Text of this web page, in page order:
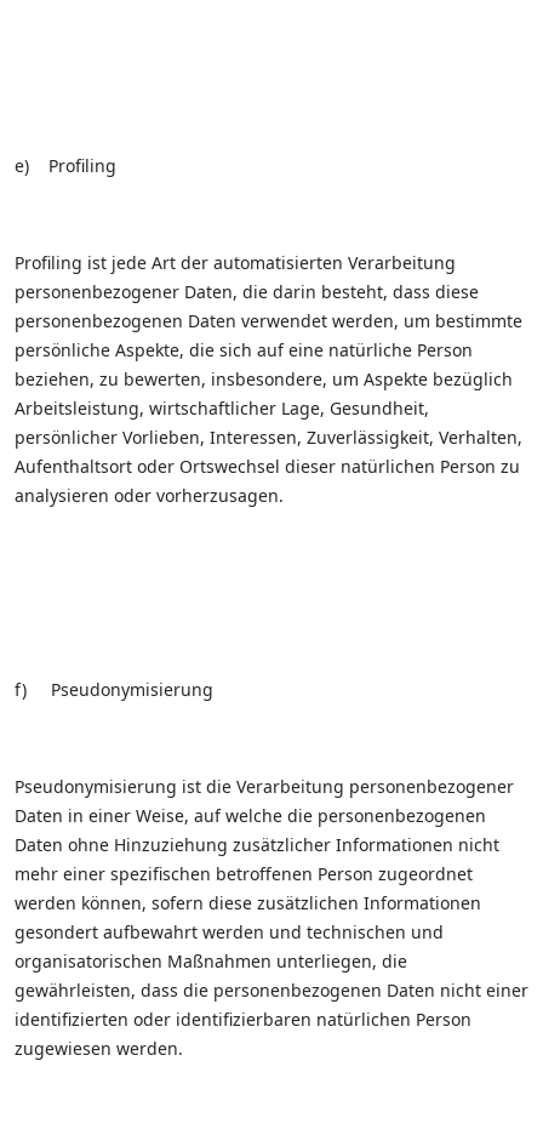
e) Profiling
Profiling ist jede Art der automatisierten Verarbeitung
personenbezogener Daten, die darin besteht, dass diese
personenbezogenen Daten verwendet werden, um bestimmte
persönliche Aspekte, die sich auf eine natürliche Person
beziehen, zu bewerten, insbesondere, um Aspekte bezüglich
Arbeitsleistung, wirtschaftlicher Lage, Gesundheit,
persönlicher Vorlieben, Interessen, Zuverlässigkeit, Verhalten,
Aufenthaltsort oder Ortswechsel dieser natürlichen Person zu
analysieren oder vorherzusagen.
f) Pseudonymisierung
Pseudonymisierung ist die Verarbeitung personenbezogener
Daten in einer Weise, auf welche die personenbezogenen
Daten ohne Hinzuziehung zusätzlicher Informationen nicht
mehr einer spezifischen betroffenen Person zugeordnet
werden können, sofern diese zusätzlichen Informationen
gesondert aufbewahrt werden und technischen und
organisatorischen Maßnahmen unterliegen, die
gewährleisten, dass die personenbezogenen Daten nicht einer
identifizierten oder identifizierbaren natürlichen Person
zugewiesen werden.